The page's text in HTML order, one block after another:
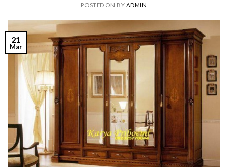
POSTED ON BY ADMIN
21
Mar